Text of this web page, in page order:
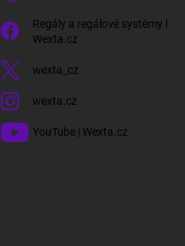
Regály a regálové systémy l
Wexta.cz
wexta_cz
wexta.cz
YouTube | Wexta.cz